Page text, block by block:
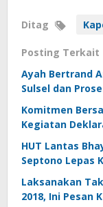
Ditag
Posting Terkait
Ayah Bertrand
Sulsel dan
Komitmen
Kegiatan
HUT Lantas
Septono Lepas
Laksanakan
2018, Ini Pesan